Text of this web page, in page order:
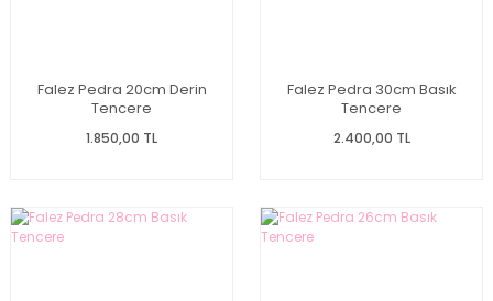
Falez Pedra 20cm Derin
Tencere
1.850,00 TL
Falez Pedra 30cm Basık
Tencere
2.400,00 TL